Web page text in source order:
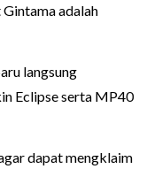
adalah
langsung
Eclipse serta MP40
dapat mengklaim